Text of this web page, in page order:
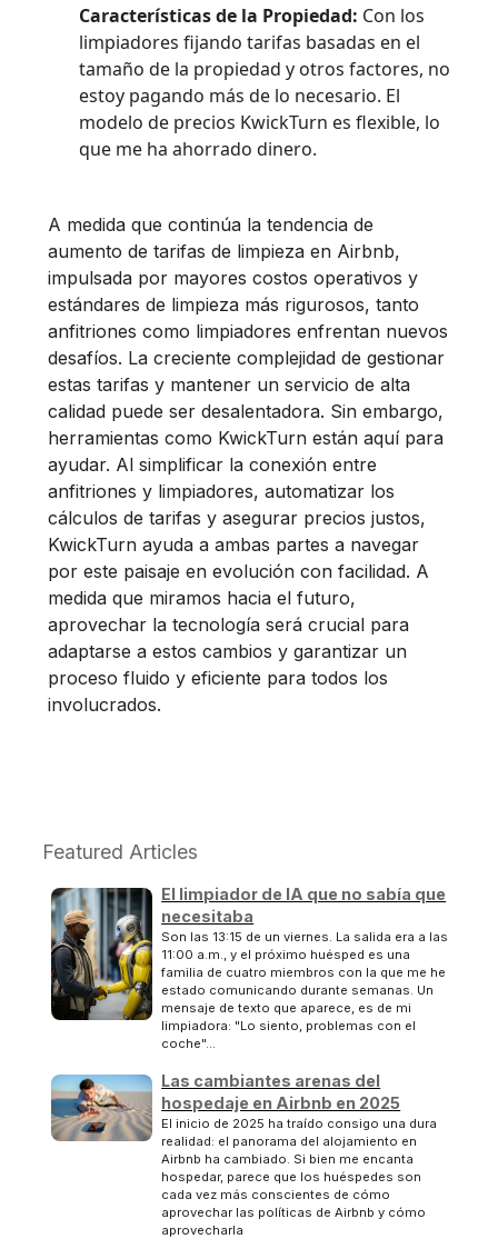
Características de la Propiedad: Con los
limpiadores fijando tarifas basadas en el
tamaño de la propiedad y otros factores, no
estoy pagando más de lo necesario. El
modelo de precios KwickTurn es flexible, lo
que me ha ahorrado dinero.
A medida que continúa la tendencia de
aumento de tarifas de limpieza en Airbnb,
impulsada por mayores costos operativos y
estándares de limpieza más rigurosos, tanto
anfitriones como limpiadores enfrentan nuevos
desafíos. La creciente complejidad de gestionar
estas tarifas y mantener un servicio de alta
calidad puede ser desalentadora. Sin embargo,
herramientas como KwickTurn están aquí para
ayudar. Al simplificar la conexión entre
anfitriones y limpiadores, automatizar los
cálculos de tarifas y asegurar precios justos,
KwickTurn ayuda a ambas partes a navegar
por este paisaje en evolución con facilidad. A
medida que miramos hacia el futuro,
aprovechar la tecnología será crucial para
adaptarse a estos cambios y garantizar un
proceso fluido y eficiente para todos los
involucrados.
Featured Articles
El limpiador de IA que no sabía que
necesitaba
Son las 13:15 de un viernes. La salida era a las
11:00 a.m., y el próximo huésped es una
familia de cuatro miembros con la que me he
estado comunicando durante semanas. Un
mensaje de texto que aparece, es de mi
limpiadora: "Lo siento, problemas con el
coche"...
Las cambiantes arenas del
hospedaje en Airbnb en 2025
El inicio de 2025 ha traído consigo una dura
realidad: el panorama del alojamiento en
Airbnb ha cambiado. Si bien me encanta
hospedar, parece que los huéspedes son
cada vez más conscientes de cómo
aprovechar las políticas de Airbnb y cómo
aprovecharla